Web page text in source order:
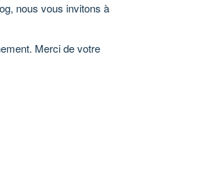
nous vous invitons à
Merci de votre